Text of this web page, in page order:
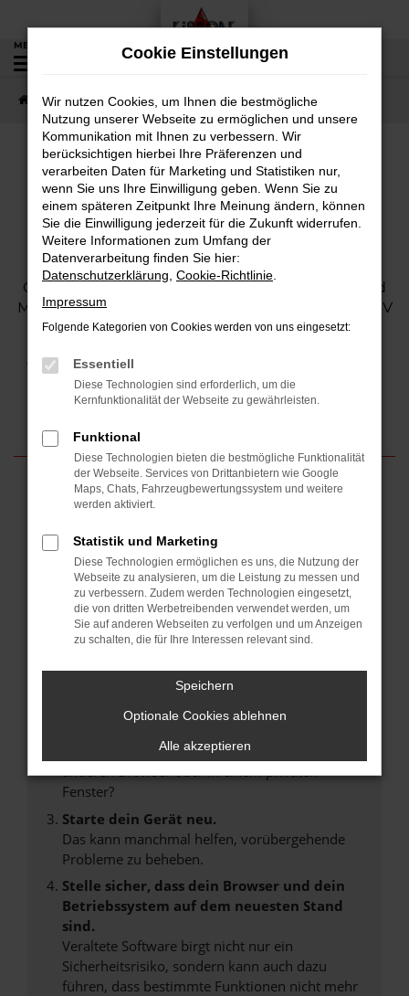
Zum
Hauptinhalt
springen
MENÜ
Startseite Fahrzeugangebote Fahrzeugbestand
Unser Fahrzeugbestand
Unser Fahrzeugbestand bietet Ihnen eine
vielfältige Auswahl an Neuwagen und
Gebrauchtfahrzeugen verschiedener Marken und
Modelle. Egal ob Familienauto, Limousine oder SUV
– bei uns findet jeder das passende Fahrzeug.
Verfügbarkeiten und finden Sie Ihr Traumauto in
unserem Autohaus.
Fehler: Network Error
Beim Laden ist ein Fehler aufgetreten.
Hier sind ein paar Tipps, die dir helfen können:
Überprüfe deine Firewall und deine
Internetverbindung.
Laden andere Webseiten, zum Beispiel deine
Prüfe deine Browsererweiterungen.
Manche Erweiterungen, wie Werbeblocker,
verhindern. Funktioniert die Seite in einem
anderen Browser oder in einem privaten
Fenster?
Starte dein Gerät neu.
Das kann manchmal helfen, vorübergehende
Probleme zu beheben.
Stelle sicher, dass dein Browser und dein
Betriebssystem auf dem neuesten Stand
sind.
Veraltete Software birgt nicht nur ein
Sicherheitsrisiko, sondern kann auch dazu
führen, dass bestimmte Funktionen nicht mehr
Cookie Einstellungen
Wir nutzen Cookies, um Ihnen die bestmögliche
Nutzung unserer Webseite zu ermöglichen und unsere
Kommunikation mit Ihnen zu verbessern. Wir
berücksichtigen hierbei Ihre Präferenzen und
verarbeiten Daten für Marketing und Statistiken nur,
wenn Sie uns Ihre Einwilligung geben. Wenn Sie zu
einem späteren Zeitpunkt Ihre Meinung ändern, können
Sie die Einwilligung jederzeit für die Zukunft widerrufen.
Weitere Informationen zum Umfang der
Datenverarbeitung finden Sie hier:
Datenschutzerklärung Cookie-Richtlinie
Impressum
Folgende Kategorien von Cookies werden von uns eingesetzt:
Essentiell
Diese Technologien sind erforderlich, um die
Kernfunktionalität der Webseite zu gewährleisten.
Funktional
Diese Technologien bieten die bestmögliche Funktionalität
der Webseite. Services von Drittanbietern wie Google
Maps, Chats, Fahrzeugbewertungssystem und weitere
werden aktiviert.
Statistik und Marketing
Diese Technologien ermöglichen es uns, die Nutzung der
Webseite zu analysieren, um die Leistung zu messen und
zu verbessern. Zudem werden Technologien eingesetzt,
die von dritten Werbetreibenden verwendet werden, um
Sie auf anderen Webseiten zu verfolgen und um Anzeigen
zu schalten, die für Ihre Interessen relevant sind.
Speichern
Optionale Cookies ablehnen
Alle akzeptieren